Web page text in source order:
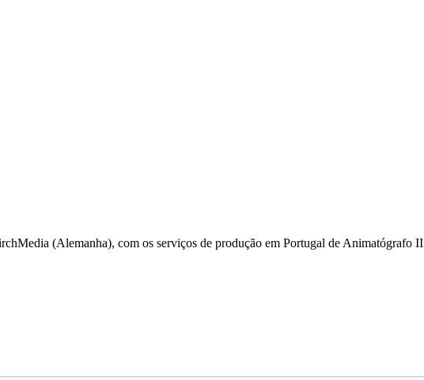
(Alemanha), com os serviços de produção em Portugal de Animatógrafo II